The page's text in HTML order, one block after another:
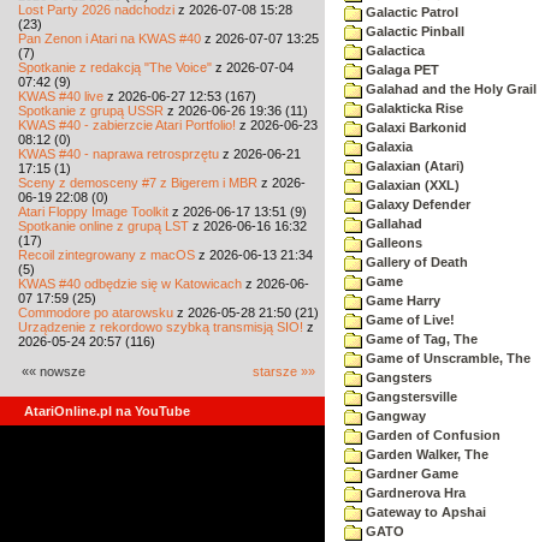
Lost Party 2026 nadchodzi z 2026-07-08 15:28
(23)
Pan Zenon i Atari na KWAS #40 z 2026-07-07 13:25
(7)
Spotkanie z redakcją "The Voice" z 2026-07-04
07:42 (9)
KWAS #40 live z 2026-06-27 12:53 (167)
Spotkanie z grupą USSR z 2026-06-26 19:36 (11)
KWAS #40 - zabierzcie Atari Portfolio! z 2026-06-23
08:12 (0)
KWAS #40 - naprawa retrosprzętu z 2026-06-21
17:15 (1)
Sceny z demosceny #7 z Bigerem i MBR z 2026-
06-19 22:08 (0)
Atari Floppy Image Toolkit z 2026-06-17 13:51 (9)
Spotkanie online z grupą LST z 2026-06-16 16:32
(17)
Recoil zintegrowany z macOS z 2026-06-13 21:34
(5)
KWAS #40 odbędzie się w Katowicach z 2026-06-
07 17:59 (25)
Commodore po atarowsku z 2026-05-28 21:50 (21)
Urządzenie z rekordowo szybką transmisją SIO! z
2026-05-24 20:57 (116)
«« nowsze starsze »»
AtariOnline.pl na YouTube
Galactic Patrol
Galactic Pinball
Galactica
Galaga PET
Galahad and the Holy Grail
Galakticka Rise
Galaxi Barkonid
Galaxia
Galaxian (Atari)
Galaxian (XXL)
Galaxy Defender
Gallahad
Galleons
Gallery of Death
Game
Game Harry
Game of Live!
Game of Tag, The
Game of Unscramble, The
Gangsters
Gangstersville
Gangway
Garden of Confusion
Garden Walker, The
Gardner Game
Gardnerova Hra
Gateway to Apshai
GATO